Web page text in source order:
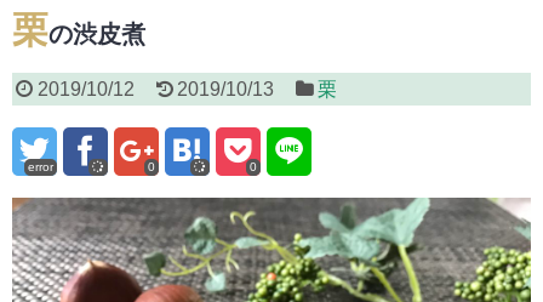
栗の渋皮煮
2019/10/12 2019/10/13 栗
error 0 0